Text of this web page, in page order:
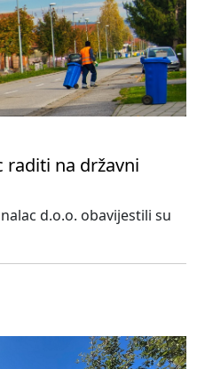
raditi na državni
d.o.o. obavijestili su